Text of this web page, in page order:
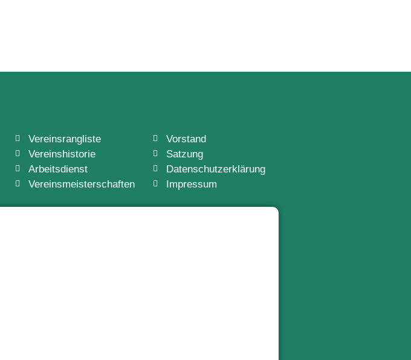
Vereinsrangliste
Vereinshistorie
Arbeitsdienst
Vereinsmeisterschaften
Vorstand
Satzung
Datenschutzerklärung
Impressum